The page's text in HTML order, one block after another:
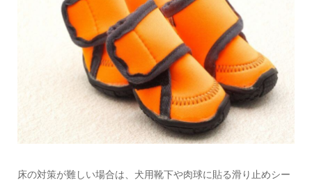
床の対策が難しい場合は、犬用靴下や肉球に貼る滑り止めシー